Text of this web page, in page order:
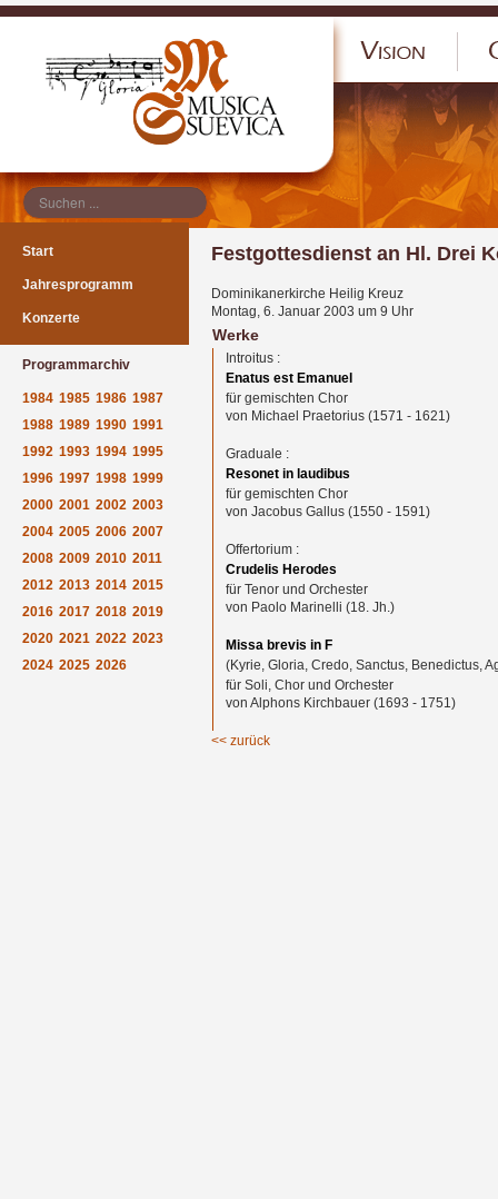
Start
Jahresprogramm
Konzerte
Programmarchiv
1984 1985 1986 1987
1988 1989 1990 1991
1992 1993 1994 1995
1996 1997 1998 1999
2000 2001 2002 2003
2004 2005 2006 2007
2008 2009 2010 2011
2012 2013 2014 2015
2016 2017 2018 2019
2020 2021 2022 2023
2024 2025 2026
Festgottesdienst an Hl. Drei
Dominikanerkirche Heilig Kreuz
Montag, 6. Januar 2003 um 9 Uhr
Werke
Introitus :
Enatus est Emanuel
für gemischten Chor
von Michael Praetorius (1571 - 1621)
Graduale :
Resonet in laudibus
für gemischten Chor
von Jacobus Gallus (1550 - 1591)
Offertorium :
Crudelis Herodes
für Tenor und Orchester
von Paolo Marinelli (18. Jh.)
Missa brevis in F
(Kyrie, Gloria, Credo, Sanctus, Benedictus,
für Soli, Chor und Orchester
von Alphons Kirchbauer (1693 - 1751)
<< zurück